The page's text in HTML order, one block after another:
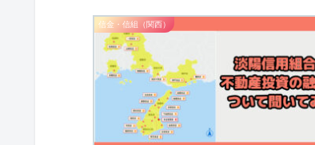
信金・信組（関西）